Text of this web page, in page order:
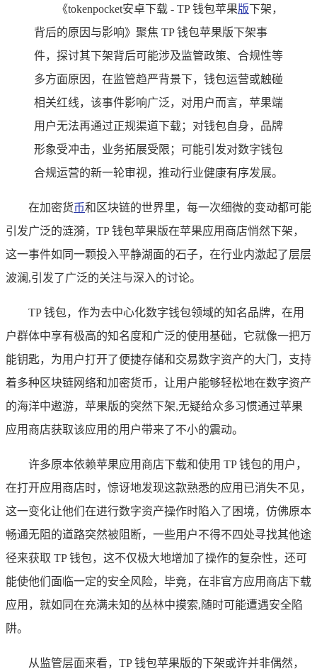
《tokenpocket安卓下载 - TP 钱包苹果版下架，
背后的原因与影响》聚焦 TP 钱包苹果版下架事
件，探讨其下架背后可能涉及监管政策、合规性等
多方面原因，在监管趋严背景下，钱包运营或触碰
相关红线，该事件影响广泛，对用户而言，苹果端
用户无法再通过正规渠道下载；对钱包自身，品牌
形象受冲击，业务拓展受限；可能引发对数字钱包
合规运营的新一轮审视，推动行业健康有序发展。
在加密货币和区块链的世界里，每一次细微的变动都可能
引发广泛的涟漪，TP 钱包苹果版在苹果应用商店悄然下架，
这一事件如同一颗投入平静湖面的石子，在行业内激起了层层
波澜,引发了广泛的关注与深入的讨论。
TP 钱包，作为去中心化数字钱包领域的知名品牌，在用
户群体中享有极高的知名度和广泛的使用基础，它就像一把万
能钥匙，为用户打开了便捷存储和交易数字资产的大门，支持
着多种区块链网络和加密货币，让用户能够轻松地在数字资产
的海洋中遨游，苹果版的突然下架,无疑给众多习惯通过苹果
应用商店获取该应用的用户带来了不小的震动。
许多原本依赖苹果应用商店下载和使用 TP 钱包的用户，
在打开应用商店时，惊讶地发现这款熟悉的应用已消失不见，
这一变化让他们在进行数字资产操作时陷入了困境，仿佛原本
畅通无阻的道路突然被阻断，一些用户不得不四处寻找其他途
径来获取 TP 钱包，这不仅极大地增加了操作的复杂性，还可
能使他们面临一定的安全风险，毕竟，在非官方应用商店下载
应用，就如同在充满未知的丛林中摸索,随时可能遭遇安全陷
阱。
从监管层面来看，TP 钱包苹果版的下架或许并非偶然，